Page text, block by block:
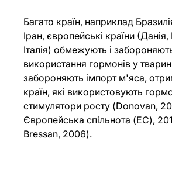
Багато країн, наприклад
Іран, європейські країни
Італія) обмежують і
використання гормонів у
забороняють імпорт м'яса,
країн, які використовують
стимулятори росту (Donovan,
Європейська спільнота (EC),
Bressan, 2006).